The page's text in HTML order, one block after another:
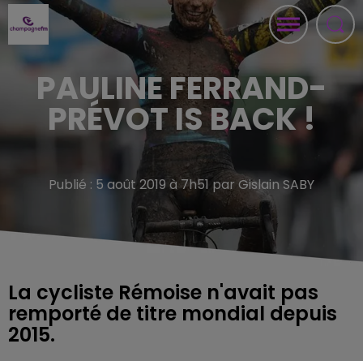
PAULINE FERRAND-
PRÉVOT IS BACK !
Publié : 5 août 2019 à 7h51 par Gislain SABY
La cycliste Rémoise n'avait pas
remporté de titre mondial depuis
2015.